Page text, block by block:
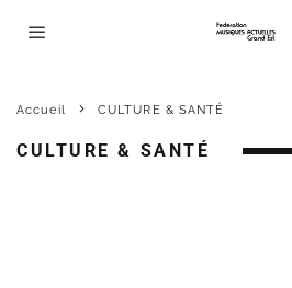
Accueil CULTURE & SANTÉ
CULTURE & SANTÉ